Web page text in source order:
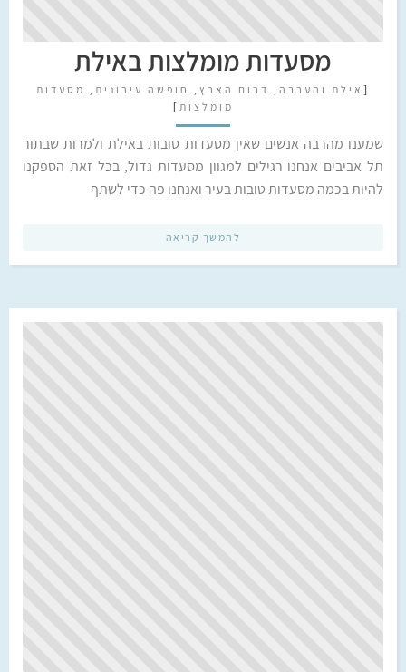
מסעדות מומלצות באילת
[ אילת והערבה , דרום הארץ , חופשה עירונית , מסעדות
מומלצות ]
שמענו מהרבה אנשים שאין מסעדות טובות באילת ולמרות שבתור
תל אביבים אנחנו רגילים למגוון מסעדות גדול, בכל זאת הספקנו
להיות בכמה מסעדות טובות בעיר ואנחנו פה כדי לשתף
להמשך קריאה